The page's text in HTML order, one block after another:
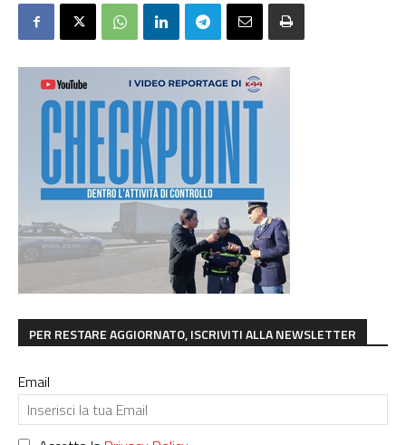
PER RESTARE AGGIORNATO, ISCRIVITI ALLA NEWSLETTER
Email